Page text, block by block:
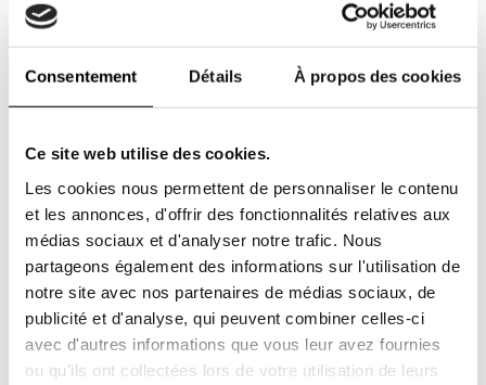
Consentement Détails À propos des cookies
Ce site web utilise des cookies.
Les cookies nous permettent de personnaliser le contenu
et les annonces, d'offrir des fonctionnalités relatives aux
médias sociaux et d'analyser notre trafic. Nous
partageons également des informations sur l'utilisation de
notre site avec nos partenaires de médias sociaux, de
publicité et d'analyse, qui peuvent combiner celles-ci
avec d'autres informations que vous leur avez fournies
ou qu'ils ont collectées lors de votre utilisation de leurs
ARTICLE DE SF
WAM14-052-08/0A10-008-XXX
TYPE
Cartouche de dépoussiérage
-
Se connecter
ARTICLE DE SF